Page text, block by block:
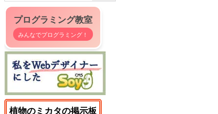
プログラミング教室
みんなでプログラミング！
植物のミカタの掲示板